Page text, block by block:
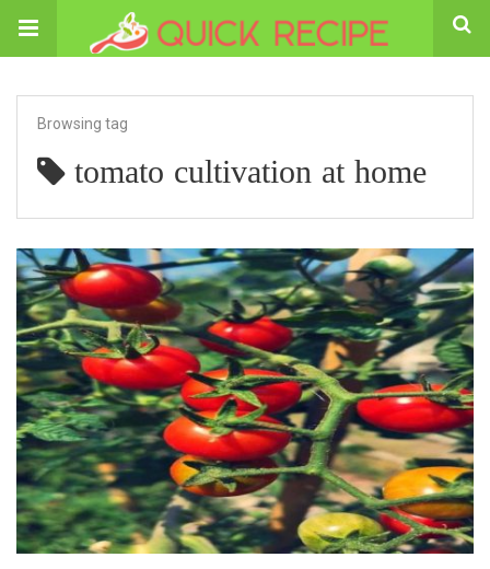
Browsing tag
tomato cultivation at home